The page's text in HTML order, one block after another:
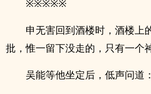
※※※※※
申无害回到酒楼时，酒楼上
批，惟一留下没走的，只有一个
吴能等他坐定后，低声问道